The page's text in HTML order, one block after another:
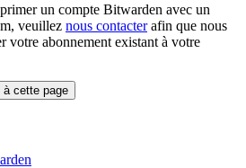
un compte Bitwarden avec un
veuillez nous contacterafin que nous
votre abonnement existant à votre
à cette page